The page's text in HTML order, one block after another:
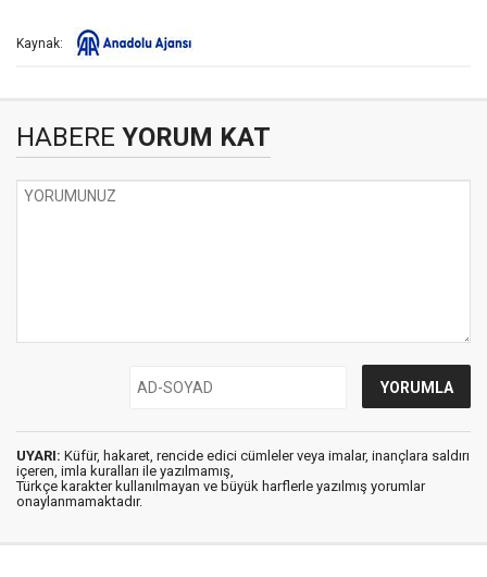
Kaynak:
HABERE YORUM KAT
UYARI: Küfür, hakaret, rencide edici cümleler veya imalar, inançlara saldırı
içeren, imla kuralları ile yazılmamış,
Türkçe karakter kullanılmayan ve büyük harflerle yazılmış yorumlar
onaylanmamaktadır.